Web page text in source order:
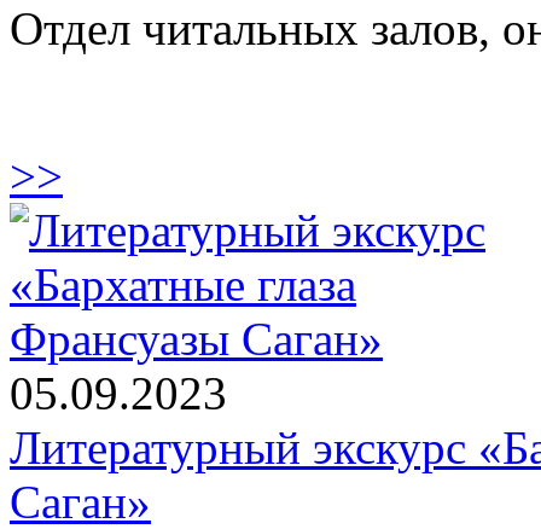
Отдел читальных залов,
>>
05.09.2023
Литературный экскурс
Саган»